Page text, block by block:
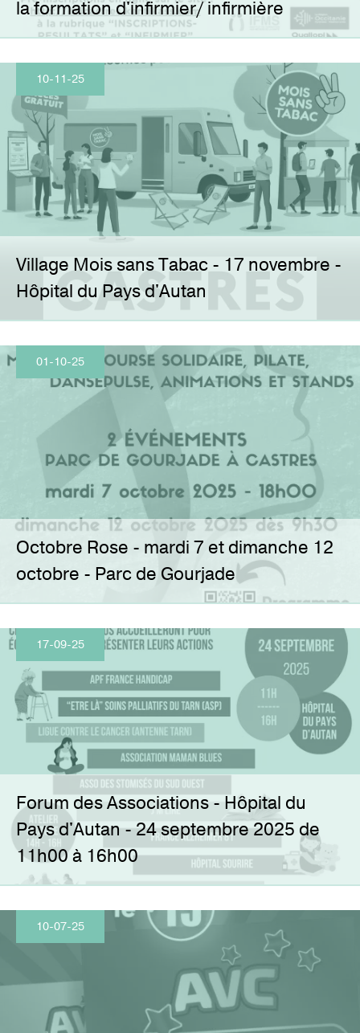
la formation d'infirmier/ infirmière
10-11-25
Village Mois sans Tabac - 17 novembre -
Hôpital du Pays d'Autan
01-10-25
Octobre Rose - mardi 7 et dimanche 12
octobre - Parc de Gourjade
17-09-25
Forum des Associations - Hôpital du
Pays d'Autan - 24 septembre 2025 de
11h00 à 16h00
10-07-25